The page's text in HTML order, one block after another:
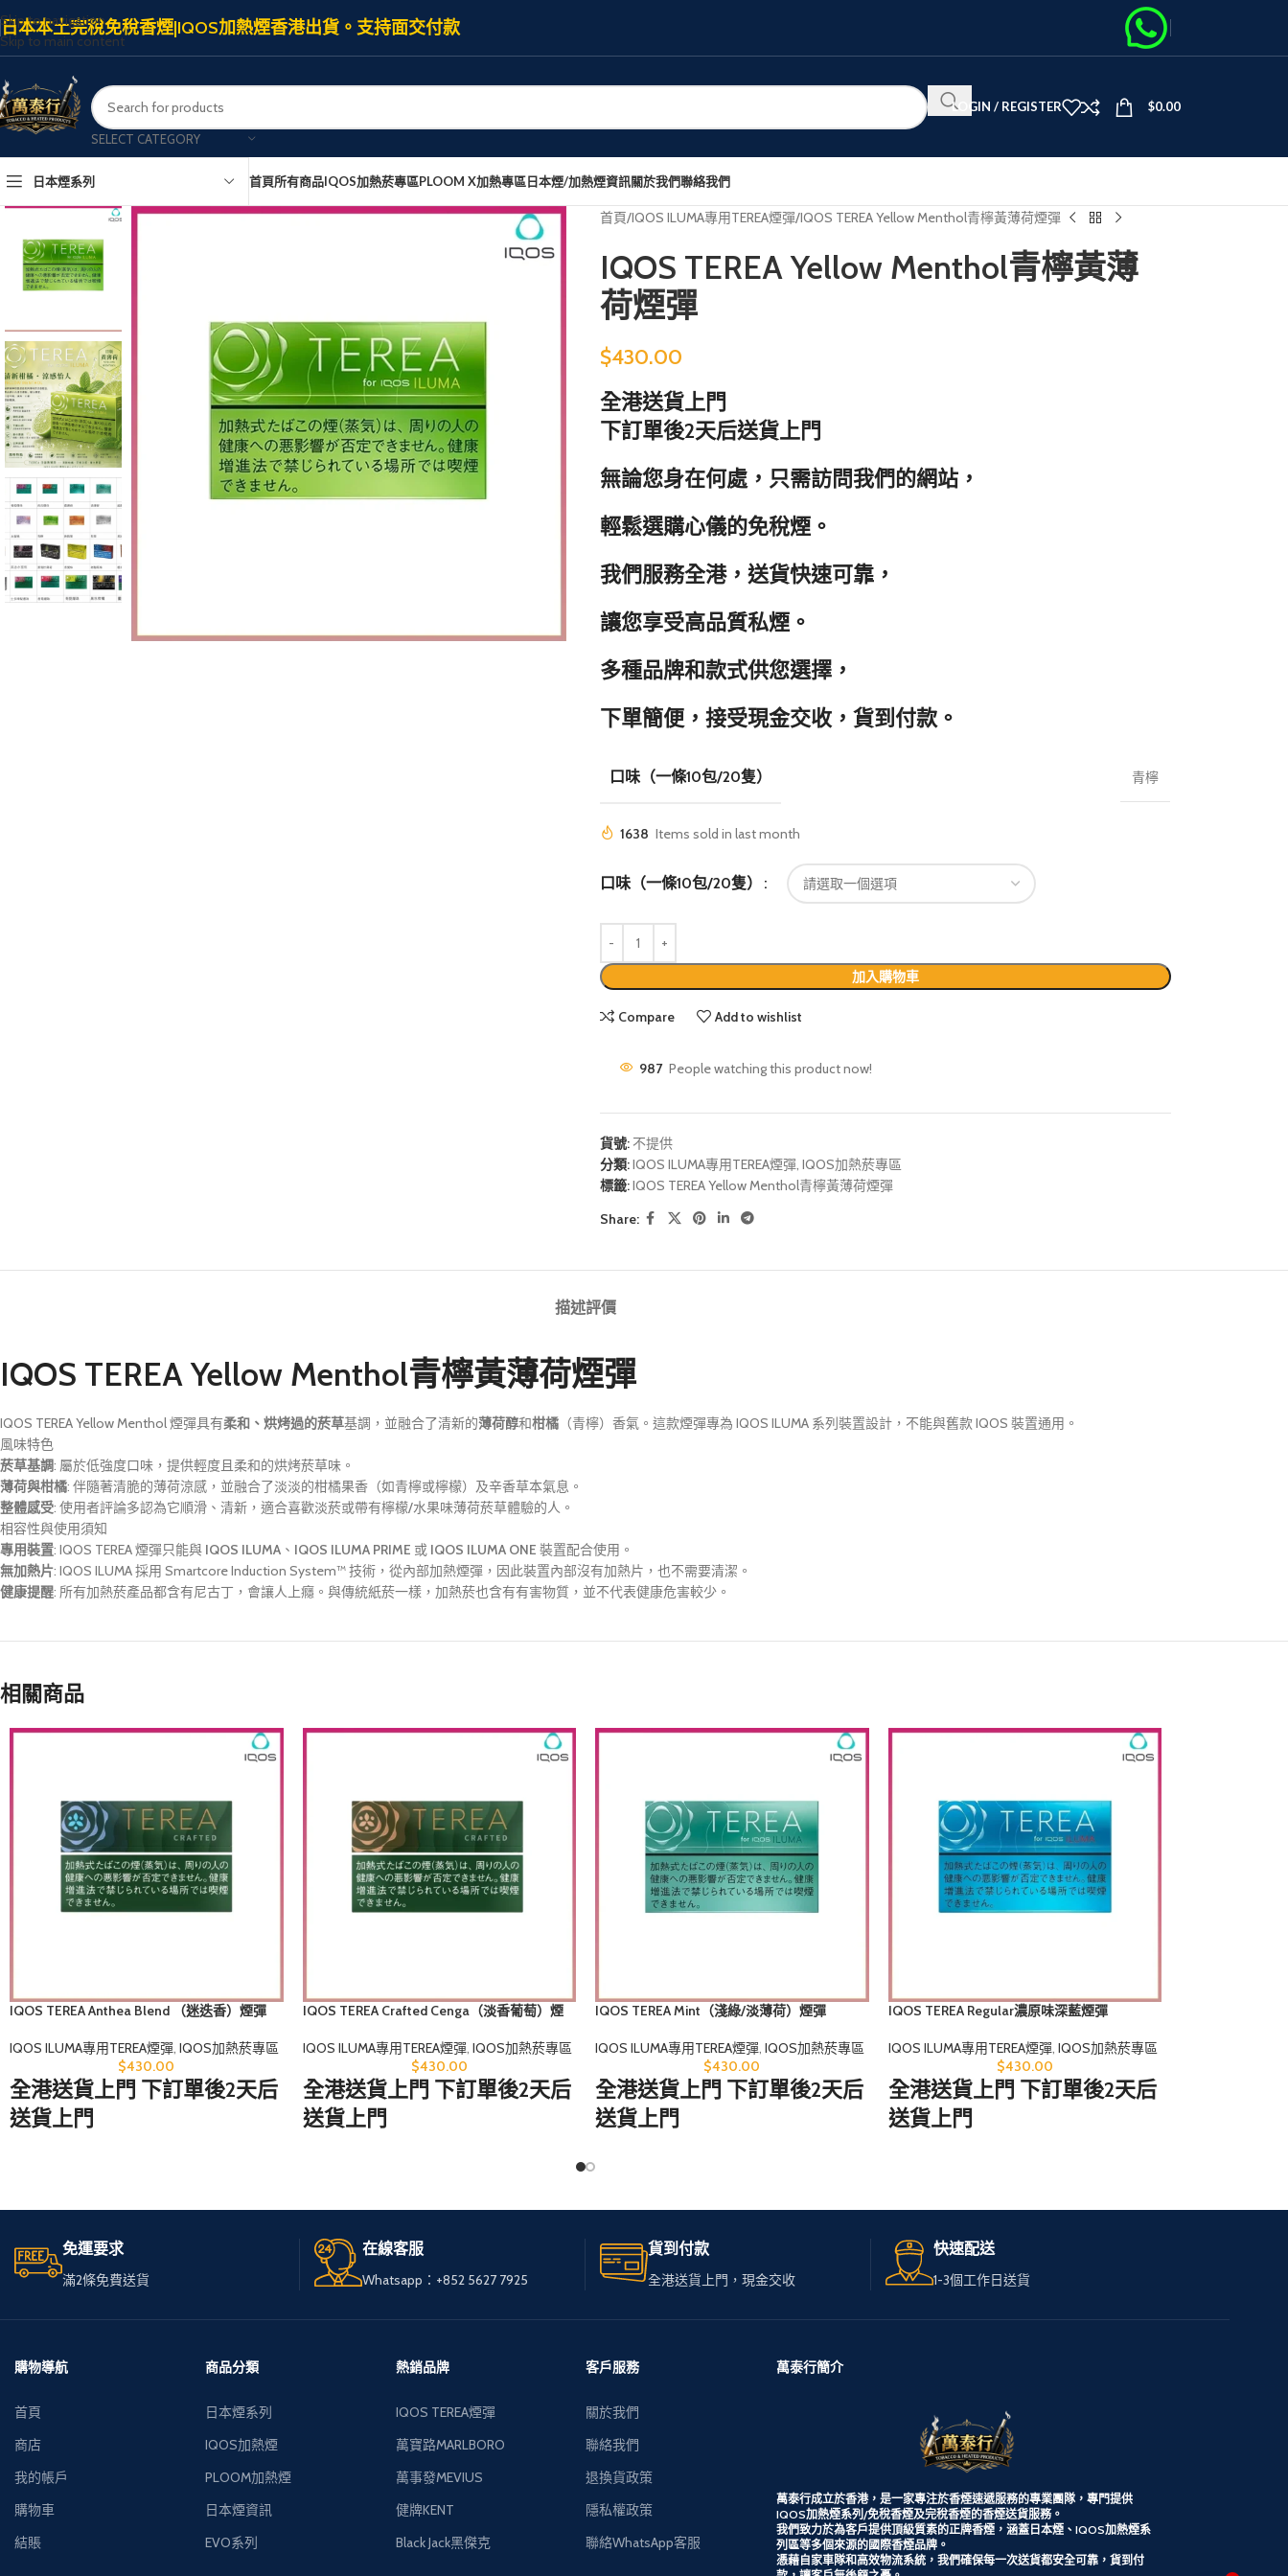
Skip to navigation
Skip to main content
日本本土完稅免稅香煙|IQOS加熱煙香港出貨。支持面交付款
SELECT CATEGORY
LOGIN / REGISTER $0.00
日本煙系列 首頁所有商品IQOS加熱菸專區PLOOM X加熱專區日本煙/加熱煙資訊關於我們聯絡我們
首頁 IQOS ILUMA專用TEREA煙彈 IQOS TEREA Yellow Menthol青檸黃薄荷煙彈
IQOS TEREA Yellow Menthol青檸黃薄
荷煙彈
$430.00
全港送貨上門
下訂單後2天后送貨上門
無論您身在何處，只需訪問我們的網站，
輕鬆選購心儀的免稅煙。
我們服務全港，送貨快速可靠，
讓您享受高品質私煙。
多種品牌和款式供您選擇，
下單簡便，接受現金交收，貨到付款。
口味（一條10包/20隻） 青檸
1638 Items sold in last month
口味（一條10包/20隻）
加入購物車
Compare Add to wishlist
987 People watching this product now!
貨號: 不提供
分類:IQOS ILUMA專用TEREA煙彈, IQOS加熱菸專區
標籤:IQOS TEREA Yellow Menthol青檸黃薄荷煙彈
Share:
描述評價
IQOS TEREA Yellow Menthol青檸黃薄荷煙彈
IQOS TEREA Yellow Menthol 煙彈具有柔和、烘烤過的菸草基調，並融合了清新的薄荷醇和柑橘 （青檸）香氣。這款煙彈專為 IQOS ILUMA 系列裝置設計，不能與舊款 IQOS 裝置通用。
風味特色
菸草基調: 屬於低強度口味，提供輕度且柔和的烘烤菸草味。
薄荷與柑橘: 伴隨著清脆的薄荷涼感，並融合了淡淡的柑橘果香（如青檸或檸檬）及辛香草本氣息。
整體感受: 使用者評論多認為它順滑、清新，適合喜歡淡菸或帶有檸檬/水果味薄荷菸草體驗的人。
相容性與使用須知
專用裝置: IQOS TEREA 煙彈只能與 IQOS ILUMA 、 IQOS ILUMA PRIME 或 IQOS ILUMA ONE 裝置配合使用。
無加熱片: IQOS ILUMA 採用 Smartcore Induction System™ 技術，從內部加熱煙彈，因此裝置內部沒有加熱片，也不需要清潔。
健康提醒: 所有加熱菸產品都含有尼古丁，會讓人上癮。與傳統紙菸一樣，加熱菸也含有有害物質，並不代表健康危害較少。
相關商品
IQOS TEREA Anthea Blend （迷迭香）煙彈
IQOS ILUMA專用TEREA煙彈 IQOS加熱菸專區
$430.00
全港送貨上門 下訂單後2天后
送貨上門
我們服務全港，送貨快速可
讓您享受高品質私煙。
多種品牌和款式供您選擇，
下單簡便，接受現金交收，
貨到付款。
IQOS TEREA Crafted Cenga（淡香葡萄）煙
IQOS ILUMA專用TEREA煙彈, IQOS加熱菸專區
$430.00
全港送貨上門 下訂單後2天后
送貨上門
我們服務全港，送貨快速可
靠，
多種品牌和款式供您選擇，
下單簡便，接受現金交收，
貨到付款。
IQOS TEREA Mint（淺綠/淡薄荷）煙彈
IQOS ILUMA專用TEREA煙彈 IQOS加熱菸專區
$430.00
全港送貨上門 下訂單後2天后
送貨上門
我們服務全港，送貨快速可
靠，
讓您享受高品質私煙。
多種品牌和款式供您選擇，
下單簡便，接受現金交收，
貨到付款。
IQOS TEREA Regular濃原味深藍煙彈
IQOS ILUMA專用TEREA煙彈 IQOS加熱菸專區
$430.00
全港送貨上門 下訂單後2天后
送貨上門
我們服務全港，送貨快速可
靠，
讓您享受高品質私煙。
下單簡便，接受現金交收，
貨到付款。
免運要求
滿2條免費送貨
在線客服
Whatsapp：+852 5627 7925
貨到付款
全港送貨上門，現金交收
快速配送
1-3個工作日送貨
購物導航
首頁
商店
我的帳戶
購物車
結賬
商品分類
日本煙系列
IQOS加熱煙
PLOOM加熱煙
日本煙資訊
EVO系列
熱銷品牌
IQOS TEREA煙彈
萬寶路MARLBORO
萬事發MEVIUS
健牌KENT
Black Jack黑傑克
客戶服務
關於我們
聯絡我們
退換貨政策
隱私權政策
聯絡WhatsApp客服
萬泰行簡介
萬泰行成立於香港，是一家專注於香煙速遞服務的專業團隊，專門提供
IQOS加熱煙系列/免稅香煙及完稅香煙的香煙送貨服務。
我們致力於為客戶提供頂級質素的正牌香煙，涵蓋日本煙、IQOS加熱煙系
列區等多個來源的國際香煙品牌。
憑藉自家車隊和高效物流系統，我們確保每一次送貨都安全可靠，貨到付